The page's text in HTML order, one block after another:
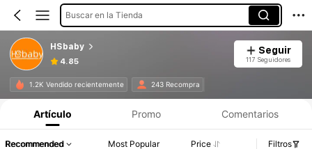
Buscar en la Tienda
HSbaby
4.85
Seguir
117 Seguidores
1.2K Vendido recientemente 243 Recompra
Artículo Promo Comentarios
Recommended Most Popular Price Filtros